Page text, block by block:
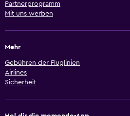
Partnerprogramm
Mit uns werben
Mehr
Gebühren der Fluglinien
Airlines
Sicherheit